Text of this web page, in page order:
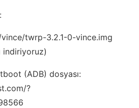
twrp-3.2.1-0-vince.img
indiriyoruz)
(ADB) dosyası:
?